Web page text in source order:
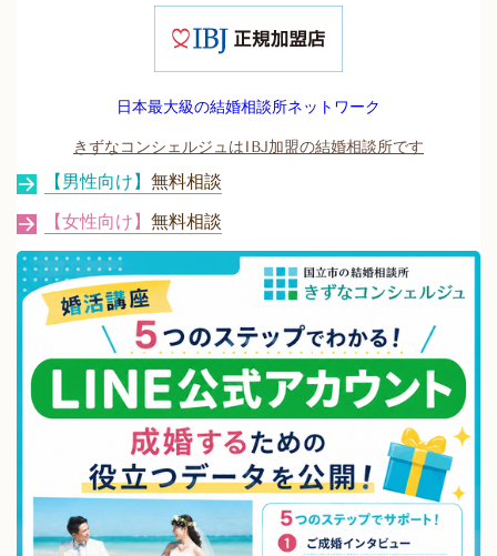
日本最大級の結婚相談所ネットワーク
きずなコンシェルジュはIBJ加盟の結婚相談所です
【男性向け】 無料相談
【女性向け】 無料相談